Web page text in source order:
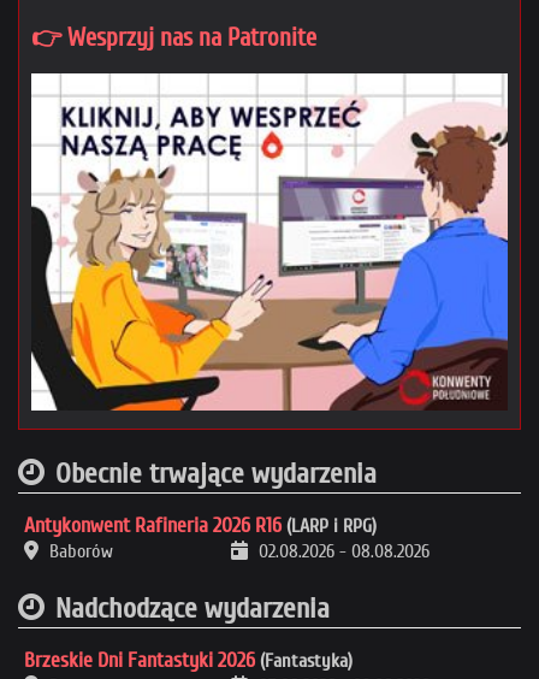
👉 Wesprzyj nas na Patronite
Obecnie trwające wydarzenia
Antykonwent Rafineria 2026 R16 (LARP i RPG)
Baborów
02.08.2026 - 08.08.2026
Nadchodzące wydarzenia
Brzeskie Dni Fantastyki 2026 (Fantastyka)